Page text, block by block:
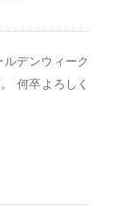
デンウィーク
何卒よろしく